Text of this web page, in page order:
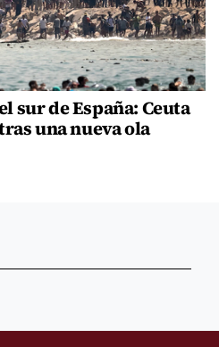
sur de España: Ceuta
una nueva ola